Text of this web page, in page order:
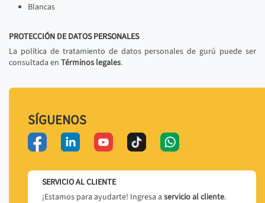
Blancas
PROTECCIÓN DE DATOS PERSONALES
La política de tratamiento de datos personales de gurú puede ser
consultada en Términos legales.
SÍGUENOS
SERVICIO AL CLIENTE
¡Estamos para ayudarte! Ingresa a servicio al cliente.